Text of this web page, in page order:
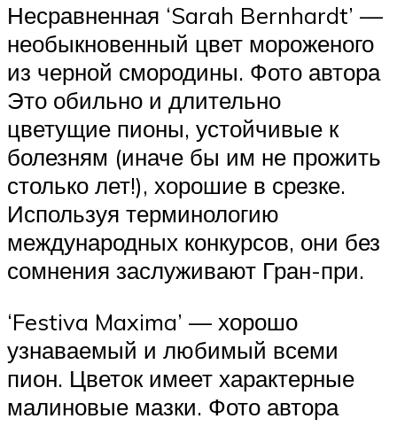
Несравненная ‘Sarah Bernhardt’ —
необыкновенный цвет мороженого
из черной смородины. Фото автора
Это обильно и длительно
цветущие пионы, устойчивые к
болезням (иначе бы им не прожить
столько лет!), хорошие в срезке.
Используя терминологию
международных конкурсов, они без
сомнения заслуживают Гран-при.
‘Festiva Maxima’ — хорошо
узнаваемый и любимый всеми
пион. Цветок имеет характерные
малиновые мазки. Фото автора